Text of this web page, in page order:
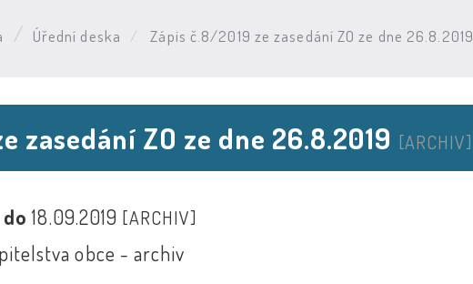
Úřední deska Zápis č.8/2019 ze zasedání ZO ze dne 26.8.2019
zasedání ZO ze dne 26.8.2019 [ARCHIV]
do18.09.2019 [ARCHIV]
obce - archiv